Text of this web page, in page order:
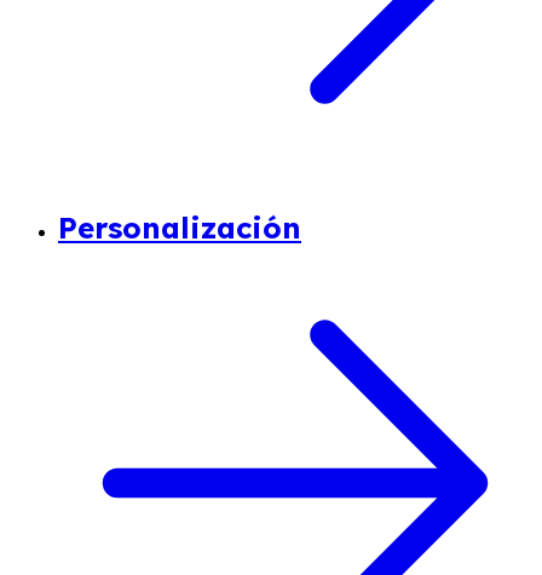
Personalización